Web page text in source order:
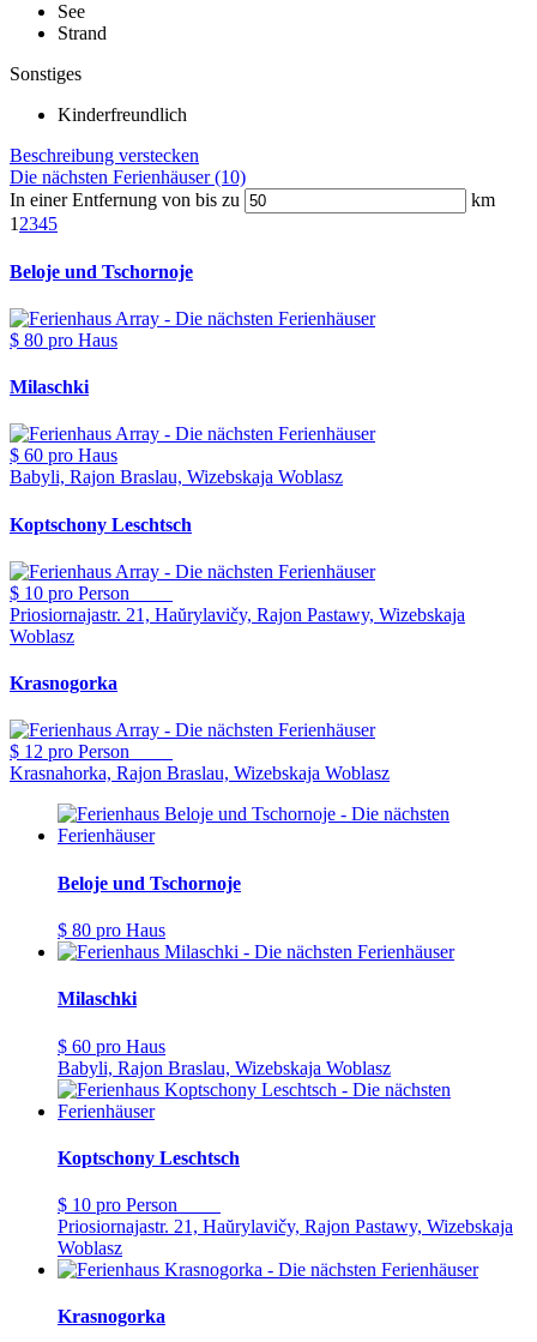
See
Strand
Sonstiges
Kinderfreundlich
Beschreibung verstecken
Die nächsten Ferienhäuser (10)
In einer Entfernung von bis zu
km
1 2345
Beloje und Tschornoje
$ 80 pro Haus
Milaschki
$ 60 pro Haus
Babyli, Rajon Braslau, Wizebskaja Woblasz
Koptschony Leschtsch
$ 10 pro Person
Priosiornajastr. 21, Haŭrylavičy, Rajon Pastawy, Wizebskaja
Woblasz
Krasnogorka
$ 12 pro Person
Krasnahorka, Rajon Braslau, Wizebskaja Woblasz
Beloje und Tschornoje
$ 80 pro Haus
Milaschki
$ 60 pro Haus
Babyli, Rajon Braslau, Wizebskaja Woblasz
Koptschony Leschtsch
$ 10 pro Person
Priosiornajastr. 21, Haŭrylavičy, Rajon Pastawy, Wizebskaja
Woblasz
Krasnogorka